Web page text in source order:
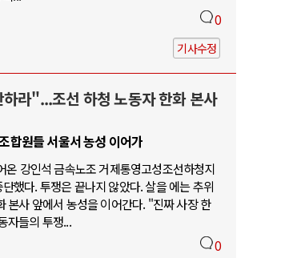
0
기사수정
라"...조선 하청 노동자 한화 본사
합원들 서울서 농성 이어가
강인석 금속노조 거제통영고성조선하청지
했다. 투쟁은 끝나지 않았다. 살을 에는 추위
본사 앞에서 농성을 이어간다. "진짜 사장 한
자들의 투쟁...
0